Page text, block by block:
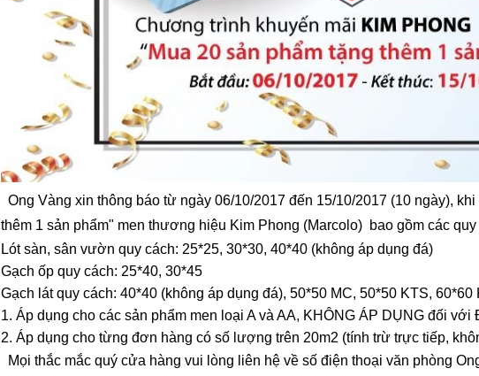
Ong Vàng xin thông báo từ ngày 06/10/2017 đến 15/10/2017 (10 ngày),
thêm 1 sản phẩm" men thương hiệu Kim Phong (Marcolo) bao gồm các quy
Lót sàn, sân vườn quy cách: 25*25, 30*30, 40*40 (không áp dụng đá)
Gạch ốp quy cách: 25*40, 30*45
Gạch lát quy cách: 40*40 (không áp dụng đá), 50*50 MC, 50*50 KTS, 60*60
Áp dụng cho các sản phẩm men loại A và AA, KHÔNG ÁP DỤNG đối
Áp dụng cho từng đơn hàng có số lượng trên 20m2 (tính trừ trực tiếp,
Mọi thắc mắc quý cửa hàng vui lòng liên hệ về số điện thoại văn phòng